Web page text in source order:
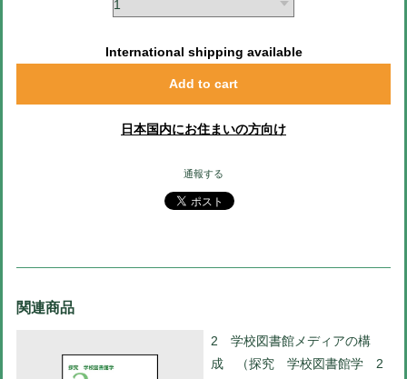
International shipping available
Add to cart
日本国内にお住まいの方向け
通報する
関連商品
2 学校図書館メディアの構
成 （探究 学校図書館学 2